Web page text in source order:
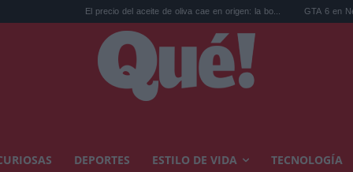
El precio del aceite de oliva cae en origen: la bo... GTA 6 en Netflix: las
DEPORTES ESTILO DE VIDA TECNOLOGÍA